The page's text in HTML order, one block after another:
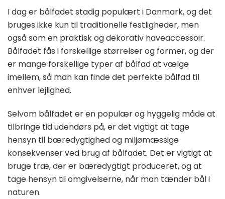
I dag er bålfadet stadig populært i Danmark, og det
bruges ikke kun til traditionelle festligheder, men
også som en praktisk og dekorativ haveaccessoir.
Bålfadet fås i forskellige størrelser og former, og der
er mange forskellige typer af bålfad at vælge
imellem, så man kan finde det perfekte bålfad til
enhver lejlighed.
Selvom bålfadet er en populær og hyggelig måde at
tilbringe tid udendørs på, er det vigtigt at tage
hensyn til bæredygtighed og miljømæssige
konsekvenser ved brug af bålfadet. Det er vigtigt at
bruge træ, der er bæredygtigt produceret, og at
tage hensyn til omgivelserne, når man tænder bål i
naturen.